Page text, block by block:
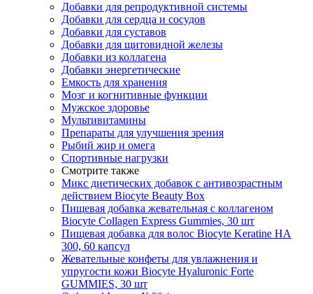
Добавки для репродуктивной системы
Добавки для сердца и сосудов
Добавки для суставов
Добавки для щитовидной железы
Добавки из коллагена
Добавки энергетические
Емкость для хранения
Мозг и когнитивные функции
Мужское здоровье
Мультивитамины
Препараты для улучшения зрения
Рыбий жир и омега
Спортивные нагрузки
Смотрите также
Микс диетических добавок с антивозрастным
действием Biocyte Beauty Box
Пищевая добавка жевательная с коллагеном
Biocyte Collagen Express Gummies, 30 шт
Пищевая добавка для волос Biocyte Keratine НА
300, 60 капсул
Жевательные конфеты для увлажнения и
упругости кожи Biocyte Hyaluronic Forte
GUMMIES, 30 шт